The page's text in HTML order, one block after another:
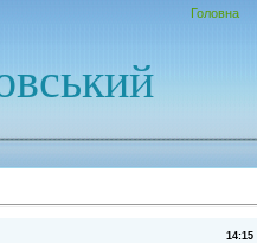
Головна
14:15